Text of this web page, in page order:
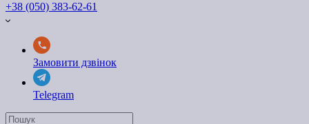
+38 (050) 383-62-61
Замовити дзвінок
Telegram